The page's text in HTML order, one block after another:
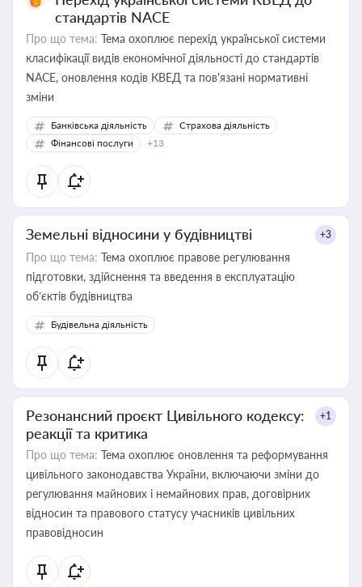
стандартів NACE
Про що тема: Тема охоплює перехід української системи
класифікації видів економічної діяльності до стандартів
NACE, оновлення кодів КВЕД та пов'язані нормативні
зміни
Банківська діяльність
Страхова діяльність
Фінансові послуги
+13
Земельні відносини у будівництві +3
Про що тема: Тема охоплює правове регулювання
підготовки, здійснення та введення в експлуатацію
об’єктів будівництва
Будівельна діяльність
Резонансний проєкт Цивільного кодексу:
реакції та критика
+1
Про що тема: Тема охоплює оновлення та реформування
цивільного законодавства України, включаючи зміни до
регулювання майнових і немайнових прав, договірних
відносин та правового статусу учасників цивільних
правовідносин